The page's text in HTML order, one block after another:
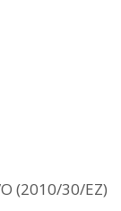
(2010/30/EZ)